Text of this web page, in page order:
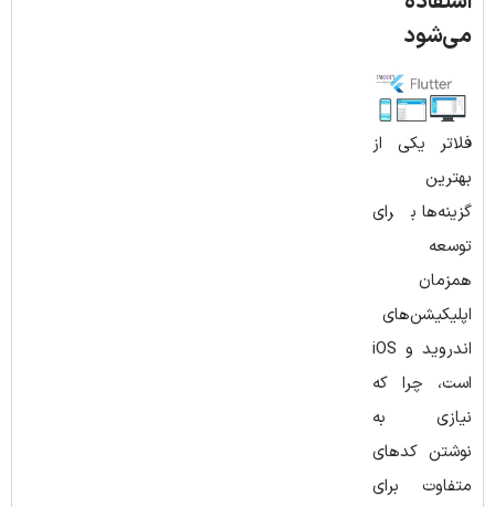
می‌شود
فلاتر یکی از
بهترین
گزینه‌ها برای
توسعه
همزمان
اپلیکیشن‌های
اندروید و iOS
است، چرا که
نیازی به
نوشتن کدهای
متفاوت برای